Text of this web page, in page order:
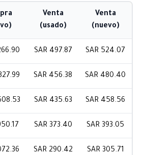
Venta
(usado)
Venta
(nuevo)
SAR 497.87 SAR 524.07
SAR 456.38 SAR 480.40
SAR 435.63 SAR 458.56
SAR 373.40 SAR 393.05
SAR 290.42 SAR 305.71